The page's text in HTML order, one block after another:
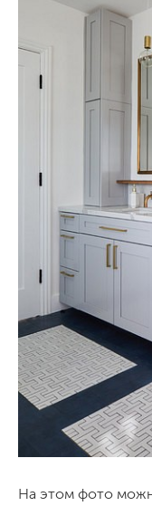
На этом фото